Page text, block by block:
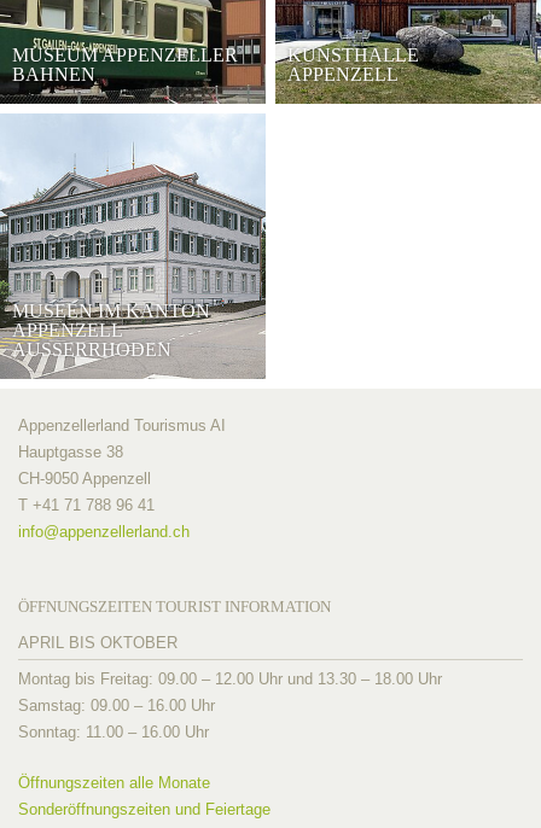
MUSEUM APPENZELLER
BAHNEN
KUNSTHALLE
APPENZELL
MUSEEN IM KANTON
APPENZELL
AUSSERRHODEN
Appenzellerland Tourismus AI
Hauptgasse 38
CH-9050 Appenzell
T +41 71 788 96 41
info@appenzellerland.ch
ÖFFNUNGSZEITEN TOURIST INFORMATION
APRIL BIS OKTOBER
Montag bis Freitag: 09.00 – 12.00 Uhr und 13.30 – 18.00 Uhr
Samstag: 09.00 – 16.00 Uhr
Sonntag: 11.00 – 16.00 Uhr
Öffnungszeiten alle Monate
Sonderöffnungszeiten und Feiertage